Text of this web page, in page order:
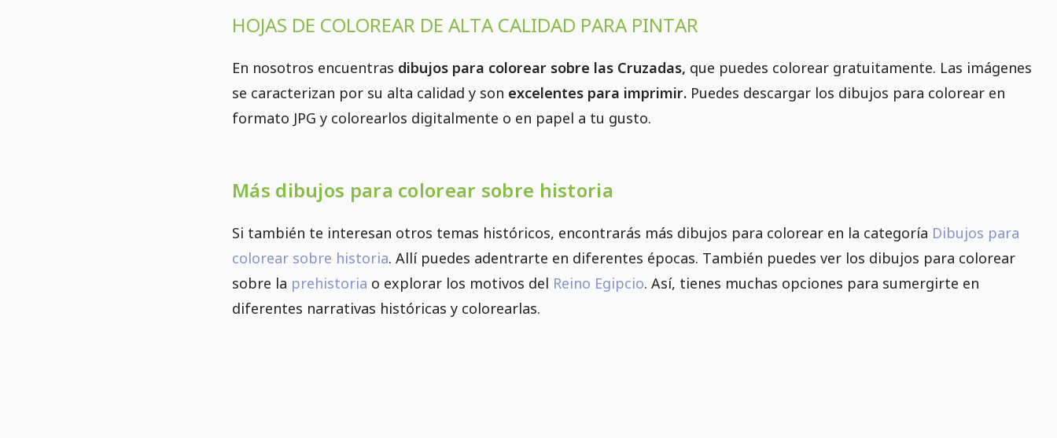
HOJAS DE COLOREAR DE ALTA CALIDAD PARA PINTAR
En nosotros encuentras dibujos para colorear sobre las Cruzadas, que puedes colorear gratuitamente. Las imágenes
se caracterizan por su alta calidad y son excelentes para imprimir. Puedes descargar los dibujos para colorear en
formato JPG y colorearlos digitalmente o en papel a tu gusto.
Más dibujos para colorear sobre historia
Si también te interesan otros temas históricos, encontrarás más dibujos para colorear en la categoría Dibujos para
colorear sobre historia. Allí puedes adentrarte en diferentes épocas. También puedes ver los dibujos para colorear
sobre la prehistoria o explorar los motivos del Reino Egipcio. Así, tienes muchas opciones para sumergirte en
diferentes narrativas históricas y colorearlas.